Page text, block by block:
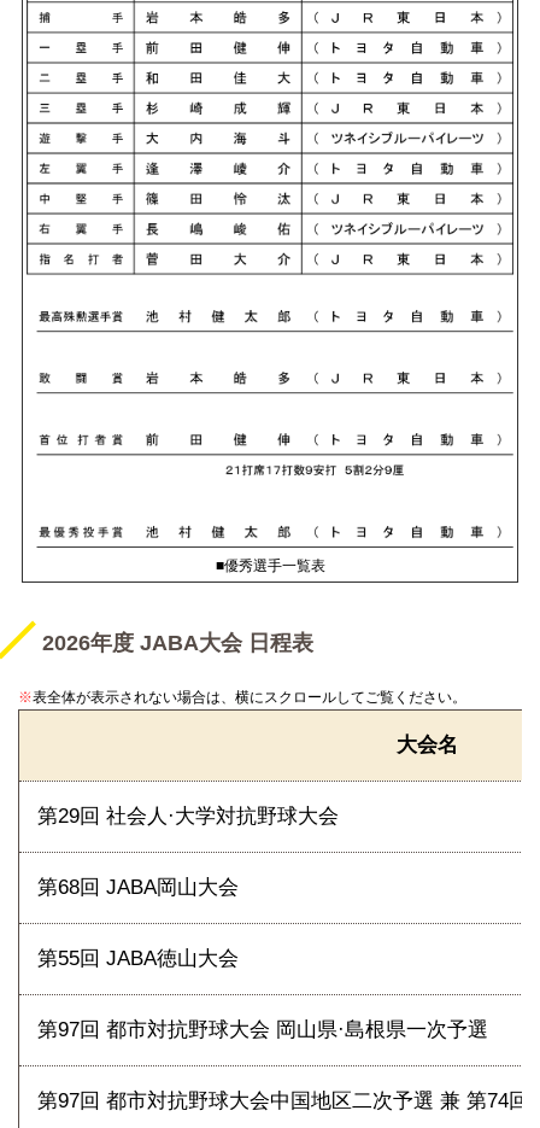
■優秀選手一覧表
2026年度 JABA大会 日程表
※表全体が表示されない場合は、横にスクロールしてご覧ください。
大会名
第29回 社会人·大学対抗野球大会
第68回 JABA岡山大会
第55回 JABA徳山大会
第97回 都市対抗野球大会 岡山県·島根県一次予選
第97回 都市対抗野球大会中国地区二次予選 兼 第74